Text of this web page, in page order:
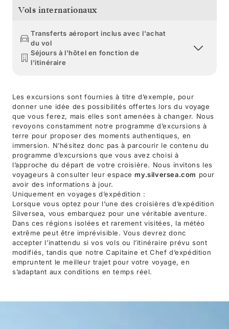
Vols internationaux
Transferts aéroport inclus avec l'achat
du vol
Séjours à l'hôtel en fonction de
l'itinéraire
Les excursions sont fournies à titre d’exemple, pour
donner une idée des possibilités offertes lors du voyage
que vous ferez, mais elles sont amenées à changer. Nous
revoyons constamment notre programme d’excursions à
terre pour proposer des moments authentiques, en
immersion. N’hésitez donc pas à parcourir le contenu du
programme d’excursions que vous avez choisi à
l’approche du départ de votre croisière. Nous invitons les
voyageurs à consulter leur espacemy.silversea.com pour
avoir des informations à jour.
Uniquement en voyages d’expédition :
Lorsque vous optez pour l’une des croisières d’expédition
Silversea, vous embarquez pour une véritable aventure.
Dans ces régions isolées et rarement visitées, la météo
extrême peut être imprévisible. Vous devrez donc
accepter l’inattendu si vos vols ou l’itinéraire prévu sont
modifiés, tandis que notre Capitaine et Chef d’expédition
empruntent le meilleur trajet pour votre voyage, en
s’adaptant aux conditions en temps réel.